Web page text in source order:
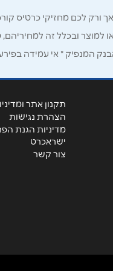
למוצר ובכלל זה
* אי עמידה
תקנון אתר
הצהרת נגישות
מדיניות הגנת
ישראכרט
צור קשר